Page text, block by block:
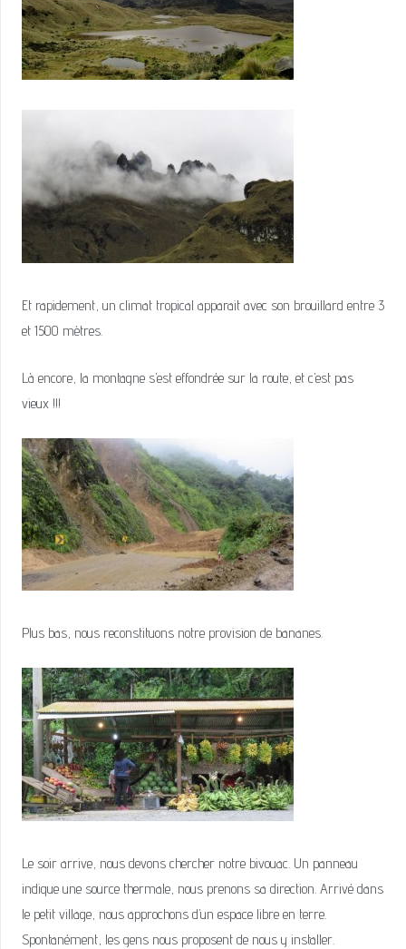
Et rapidement, un climat tropical apparait avec son brouillard entre 3
et 1500 mètres.
Là encore, la montagne s’est effondrée sur la route, et c’est pas
vieux !!!
Plus bas, nous reconstituons notre provision de bananes.
Le soir arrive, nous devons chercher notre bivouac. Un panneau
indique une source thermale, nous prenons sa direction. Arrivé dans
le petit village, nous approchons d’un espace libre en terre.
Spontanément, les gens nous proposent de nous y installer.